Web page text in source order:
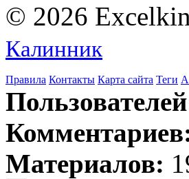
© 2026
Калинник
Правила Контакты Карта сайта Теги
Материалов: